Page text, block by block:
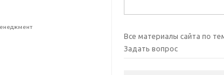
Все материалы сайта по
Задать вопрос